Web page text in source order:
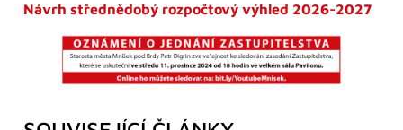
Návrh střednědobý rozpočtový výhled 2026-2027